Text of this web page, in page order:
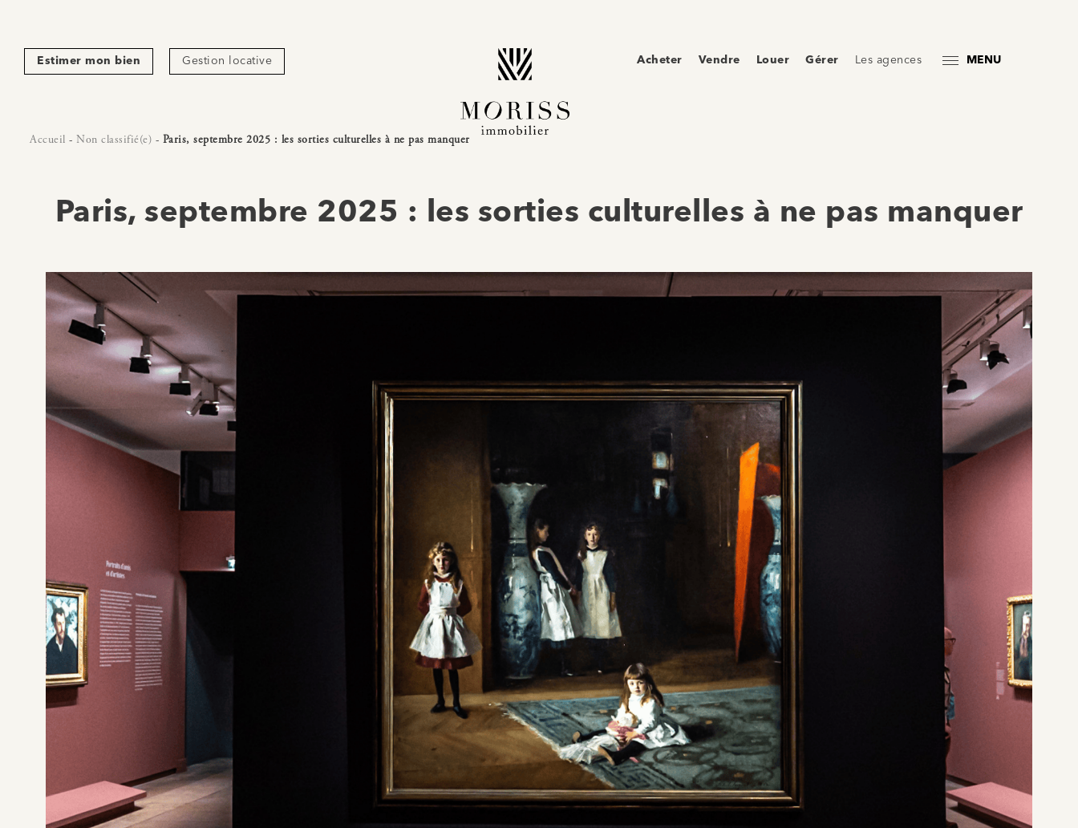
Estimer mon bien Gestion locative Acheter Vendre Louer Gérer Les agences MENU
Accueil - Non classifié(e) - Paris, septembre 2025 : les sorties culturelles à ne pas manquer
Paris, septembre 2025 : les sorties culturelles à ne pas manquer